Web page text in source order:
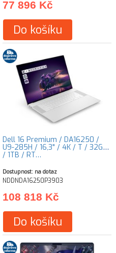
77 896 Kč
Do košíku
Dell 16 Premium / DA16250 /
U9-285H / 16,3" / 4K / T / 32GB
/ 1TB / RT…
Dostupnost: na dotaz
NDDNDA16250P3903
108 818 Kč
Do košíku